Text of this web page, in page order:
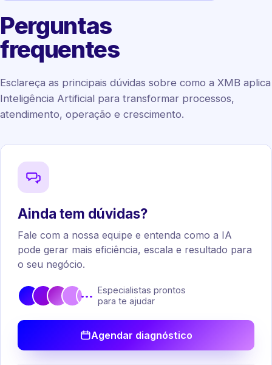
Perguntas
frequentes
Esclareça as principais dúvidas sobre como a XMB aplica
Inteligência Artificial para transformar processos,
atendimento, operação e crescimento.
Ainda tem dúvidas?
Fale com a nossa equipe e entenda como a IA
pode gerar mais eficiência, escala e resultado para
o seu negócio.
•••
Especialistas prontos
para te ajudar
Agendar diagnóstico